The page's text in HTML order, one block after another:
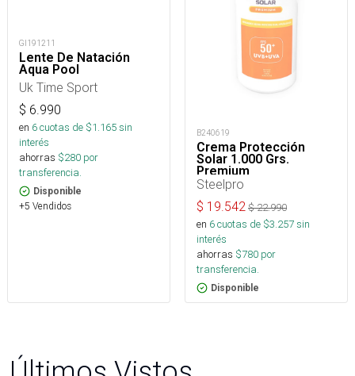
GI191211
Lente De Natación
Aqua Pool
Uk Time Sport
$ 6.990
en 6cuotas de $1.165sin
interés
ahorras $280 por
transferencia.
Disponible
+5 Vendidos
B240619
Crema Protección
Solar 1.000 Grs.
Premium
Steelpro
$ 19.542 $22.990
en 6cuotas de $3.257sin
interés
ahorras $780 por
transferencia.
Disponible